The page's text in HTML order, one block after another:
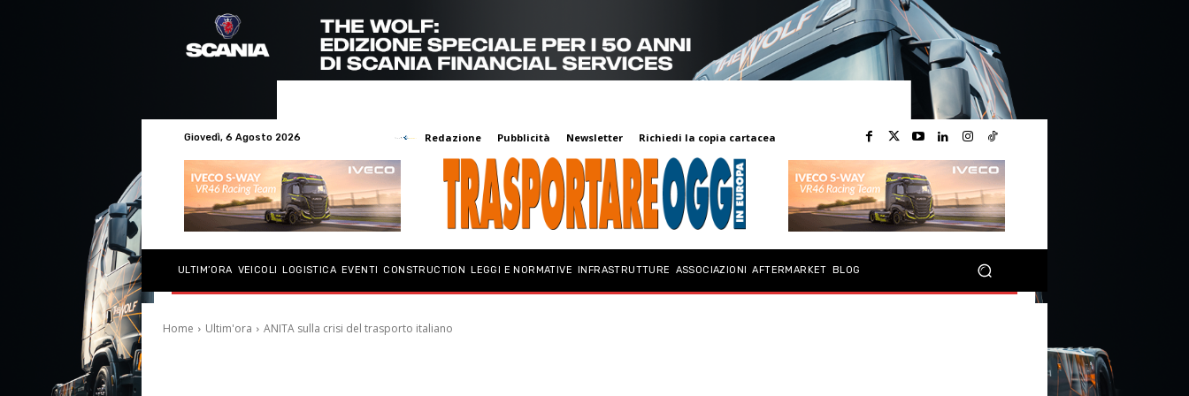
Giovedì, 6 Agosto 2026 Redazione Pubblicità Newsletter Richiedi la copia cartacea
ULTIM’ORA VEICOLI LOGISTICA EVENTI CONSTRUCTION LEGGI E NORMATIVE INFRASTRUTTURE ASSOCIAZIONI AFTERMARKET BLOG
Home Ultim'ora ANITA sulla crisi del trasporto italiano